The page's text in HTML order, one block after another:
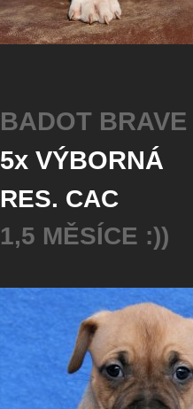
BADOT
5x VÝBORNÁ
RES. CAC
1,5